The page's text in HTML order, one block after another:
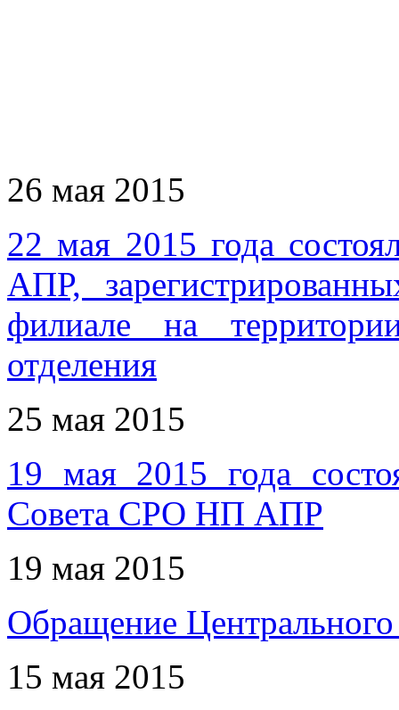
26 мая 2015
22 мая 2015 года
АПР,
филиале на
отделения
25 мая 2015
19 мая 2015 года
Совета СРО НП АПР
19 мая 2015
Обращение
15 мая 2015